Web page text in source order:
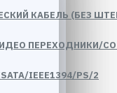
КАБЕЛЬ (БЕЗ
ПЕРЕХОДНИКИ/
IEEE1394/PS/2